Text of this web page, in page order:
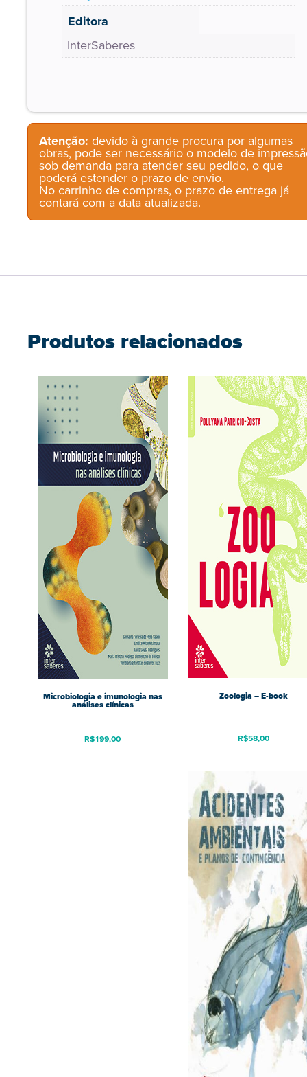
Editora
InterSaberes
Atenção: devido à grande procura por algumas
obras, pode ser necessário o modelo de
sob demanda para atender seu pedido, o que
poderá estender o prazo de envio.
No carrinho de compras, o prazo de entrega já
contará com a data atualizada.
Produtos relacionados
Microbiologia e imunologia nas
análises clínicas
R$199,00
Zoologia – E-book
R$58,00